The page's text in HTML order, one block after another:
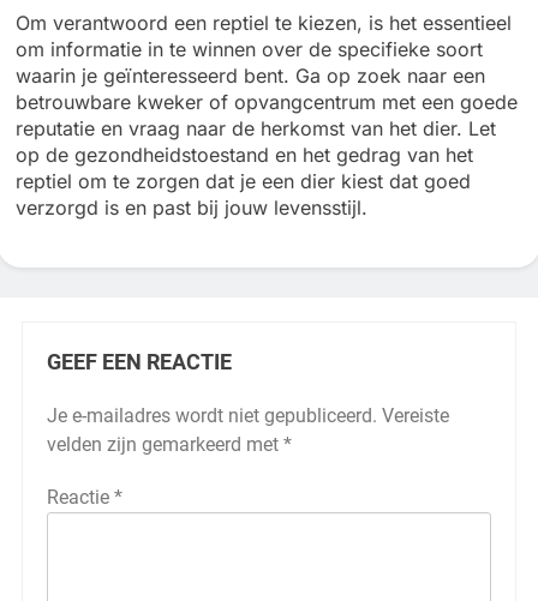
Om verantwoord een reptiel te kiezen, is het essentieel
om informatie in te winnen over de specifieke soort
waarin je geïnteresseerd bent. Ga op zoek naar een
betrouwbare kweker of opvangcentrum met een goede
reputatie en vraag naar de herkomst van het dier. Let
op de gezondheidstoestand en het gedrag van het
reptiel om te zorgen dat je een dier kiest dat goed
verzorgd is en past bij jouw levensstijl.
GEEF EEN REACTIE
Je e-mailadres wordt niet gepubliceerd. Vereiste
velden zijn gemarkeerd met *
Reactie *